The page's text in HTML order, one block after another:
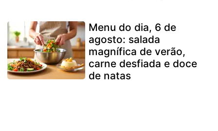
Menu do dia, 6 de
agosto: salada
magnífica de verão,
carne desfiada e doce
de natas